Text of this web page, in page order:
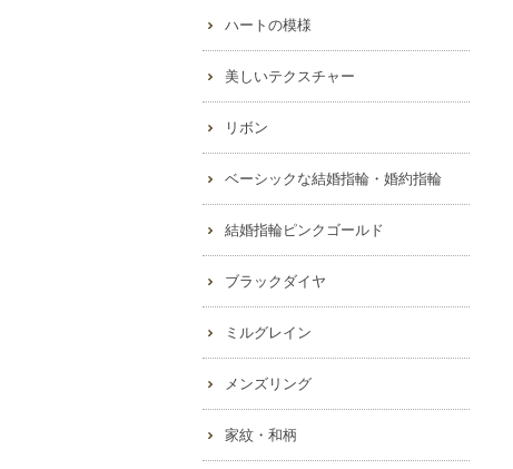
ハートの模様
美しいテクスチャー
リボン
ベーシックな結婚指輪・婚約指輪
結婚指輪ピンクゴールド
ブラックダイヤ
ミルグレイン
メンズリング
家紋・和柄